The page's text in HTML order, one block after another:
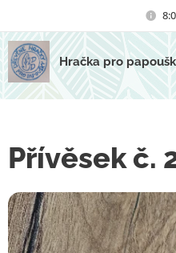
Hračka pro
Přívěsek č.